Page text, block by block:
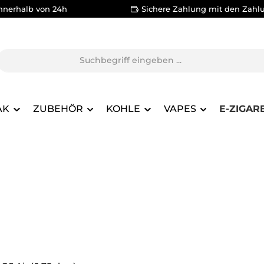
von 24h Sichere Zahlung mit den
ZUBEHÖR KOHLE VAPES E-